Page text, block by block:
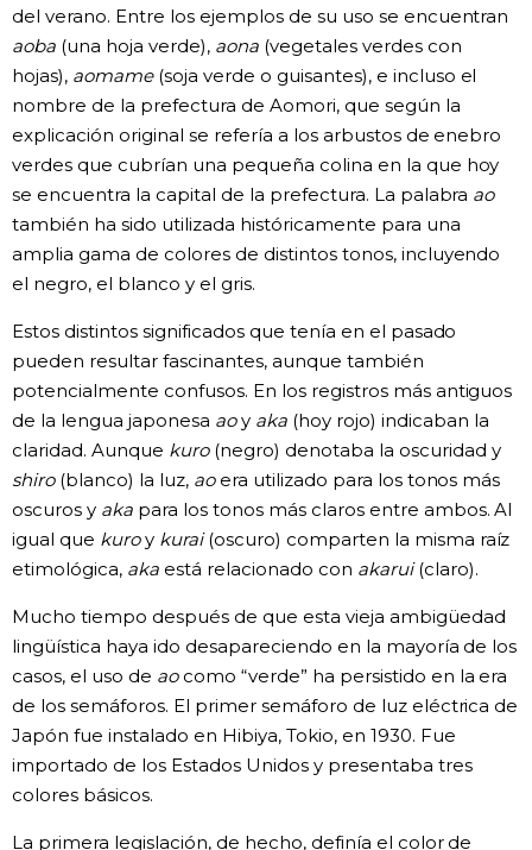
del verano. Entre los ejemplos de su uso se encuentran
aoba(una hoja verde), aona(vegetales verdes con
hojas), aomame(soja verde o guisantes), e incluso el
nombre de la prefectura de Aomori, que según la
explicación original se refería a los arbustos de enebro
verdes que cubrían una pequeña colina en la que hoy
se encuentra la capital de la prefectura. La palabra ao
también ha sido utilizada históricamente para una
amplia gama de colores de distintos tonos, incluyendo
el negro, el blanco y el gris.
Estos distintos significados que tenía en el pasado
pueden resultar fascinantes, aunque también
potencialmente confusos. En los registros más antiguos
de la lengua japonesa aoy aka(hoy rojo) indicaban la
claridad. Aunque kuro(negro) denotaba la oscuridad y
shiro(blanco) la luz, aoera utilizado para los tonos más
oscuros y akapara los tonos más claros entre ambos. Al
igual que kuroy kurai(oscuro) comparten la misma raíz
etimológica, akaestá relacionado con akarui(claro).
Mucho tiempo después de que esta vieja ambigüedad
lingüística haya ido desapareciendo en la mayoría de los
casos, el uso de aocomo “verde” ha persistido en la era
de los semáforos. El primer semáforo de luz eléctrica de
Japón fue instalado en Hibiya, Tokio, en 1930. Fue
importado de los Estados Unidos y presentaba tres
colores básicos.
La primera legislación, de hecho, definía el color de